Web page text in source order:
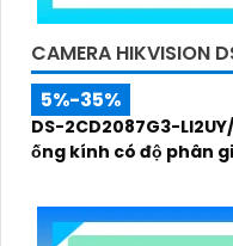
CAMERA HIKVISION
5%-35%
DS-2CD2087G3-
ống kính có độ phân